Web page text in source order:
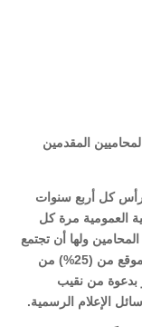
المقدمين
رأس كل أربع سنوات
العمومية مرة كل
ولها أن تجتمع
استثنائيا كلما دعت الحاجة لذلك بناء على طلب موقع من (25%) من
بدعوة من نقيب
الإعلام الرسمية.